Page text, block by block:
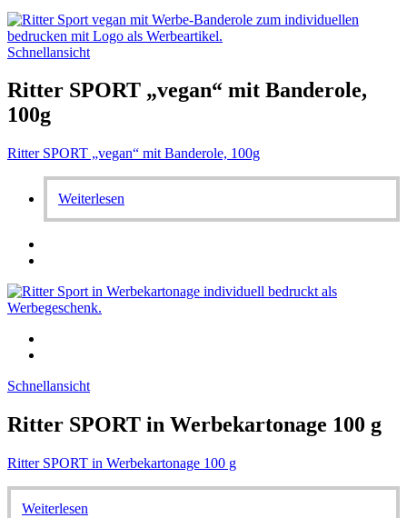
Schnellansicht
Ritter SPORT „vegan“ mit Banderole,
100g
Ritter SPORT „vegan“ mit Banderole, 100g
Weiterlesen
Schnellansicht
Ritter SPORT in Werbekartonage 100 g
Ritter SPORT in Werbekartonage 100 g
Weiterlesen